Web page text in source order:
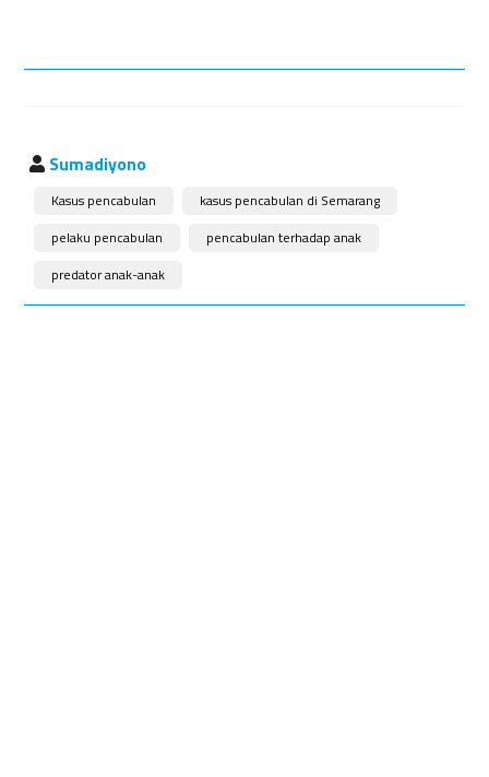
Sumadiyono
Kasus pencabulan
kasus pencabulan di Semarang
pelaku pencabulan
pencabulan terhadap anak
predator anak-anak